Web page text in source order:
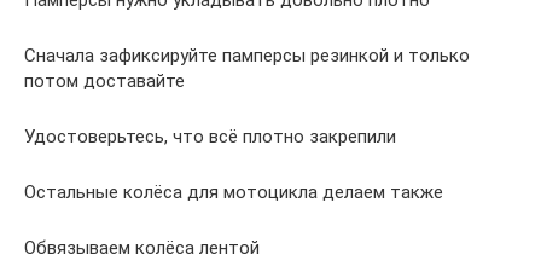
Сначала зафиксируйте памперсы резинкой и только
потом доставайте
Удостоверьтесь, что всё плотно закрепили
Остальные колёса для мотоцикла делаем также
Обвязываем колёса лентой